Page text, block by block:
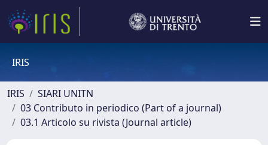
IRIS
IRIS
SIARI UNITN
03 Contributo in periodico (Part of a journal)
03.1 Articolo su rivista (Journal article)